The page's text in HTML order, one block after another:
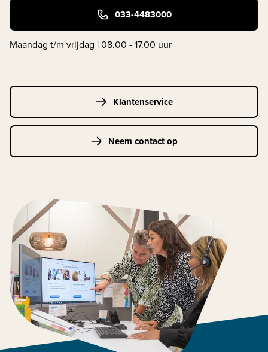
033-4483000
Maandag t/m vrijdag | 08.00 - 17.00 uur
Klantenservice
Neem contact op